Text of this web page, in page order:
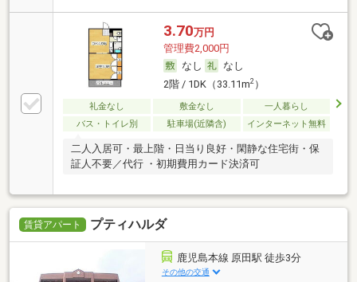
3.70万円
管理費2,000円
なし
なし
2階 / 1DK（33.11m2）
礼金なし 敷金なし
一人暮らし
バス・トイレ別
駐車場(近隣含) インターネット無料
二人入居可・最上階・日当り良好・閑静な住宅街・保
証人不要／代行 ・初期費用カード決済可
賃貸アパート プティハルダ
鹿児島本線 原田駅 徒歩3分
その他の交通